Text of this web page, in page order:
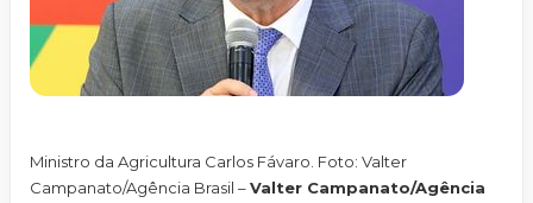
Ministro da Agricultura Carlos Fávaro. Foto: Valter
Campanato/Agência Brasil –Valter Campanato/Agência